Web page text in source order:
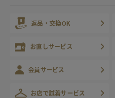
返品・交換OK
お直しサービス
会員サービス
お店で試着サービス